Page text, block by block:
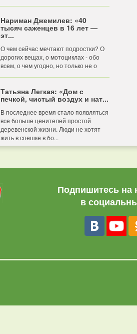
Нариман Джемилев: «40
тысяч саженцев в 16 лет —
эт...
О чем сейчас мечтают подростки? О
дорогих вещах, о мотоциклах - обо
всем, о чем угодно, но только не о
Татьяна Легкая: «Дом с
печкой, чистый воздух и нат...
В последнее время стало появляться
все больше ценителей простой
деревенской жизни. Люди не хотят
жить в спешке в бо...
Подпишитесь на
в